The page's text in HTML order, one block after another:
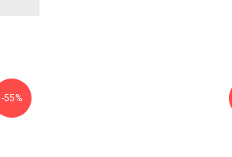
-55%